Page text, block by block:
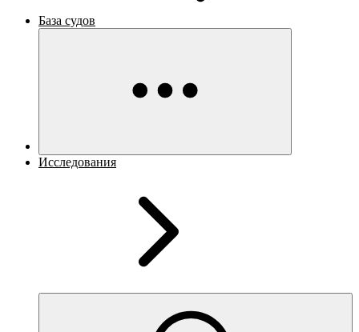
База судов
Исследования